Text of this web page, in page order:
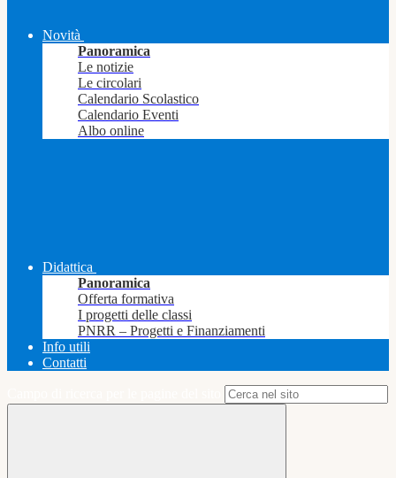
Novità
Panoramica
Le notizie
Le circolari
Calendario Scolastico
Calendario Eventi
Albo online
Didattica
Panoramica
Offerta formativa
I progetti delle classi
PNRR – Progetti e Finanziamenti
Info utili
Contatti